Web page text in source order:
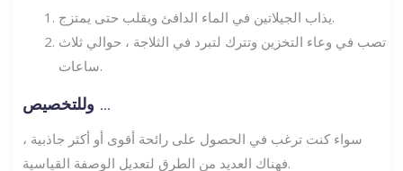
يذاب الجيلاتين في الماء الدافئ ويقلب حتى يمتزج.
تصب في وعاء التخزين وتترك لتبرد في الثلاجة ، حوالي ثلاث
ساعات.
وللتخصيص ...
سواء كنت ترغب في الحصول على رائحة أقوى أو أكثر جاذبية ،
فهناك العديد من الطرق لتعديل الوصفة القياسية.